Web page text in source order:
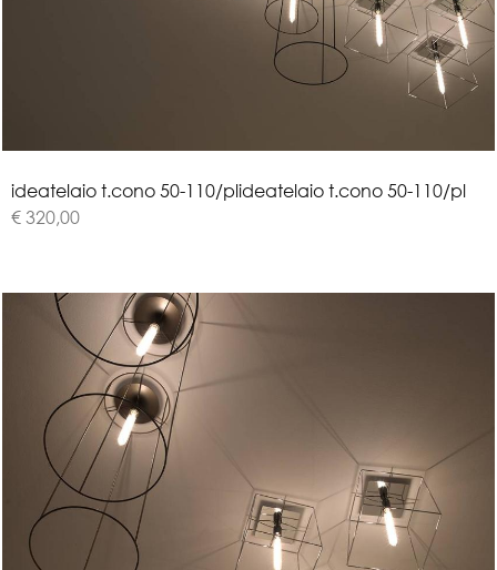
ideatelaio t.cono 50-1 10/plideatelaio t.cono 50-110/pl
€ 320,00